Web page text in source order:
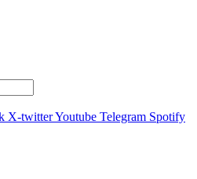
X-twitterYoutube Telegram Spotify